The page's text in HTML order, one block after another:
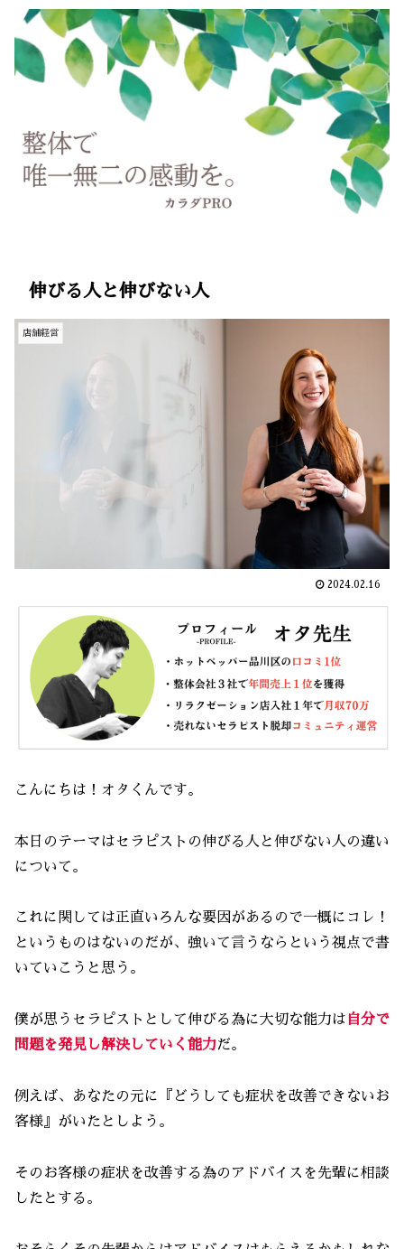
伸びる人と伸びない人
店舗経営
2024.02.16
こんにちは！オタくんです。
本日のテーマはセラピストの伸びる人と伸びない人の違い
について。
これに関しては正直いろんな要因があるので一概にコレ！
というものはないのだが、強いて言うならという視点で書
いていこうと思う。
僕が思うセラピストとして伸びる為に大切な能力は 自分で
問題を発見し解決していく能力だ。
例えば、あなたの元に『どうしても症状を改善できないお
客様』がいたとしよう。
そのお客様の症状を改善する為のアドバイスを先輩に相談
したとする。